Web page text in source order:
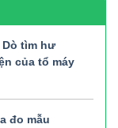
tìm hư
của tổ máy
đo mẫu